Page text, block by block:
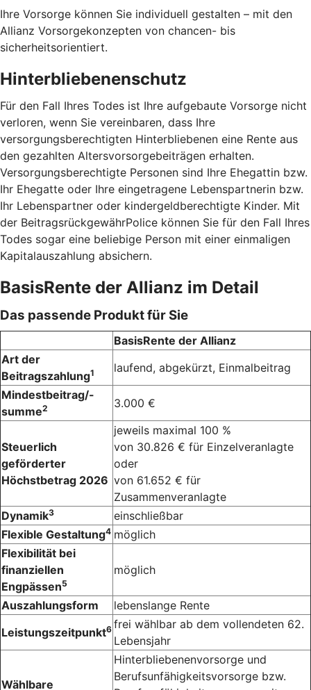
Ihre Vorsorge können Sie individuell gestalten – mit den
Allianz Vorsorgekonzepten von chancen- bis
sicherheitsorientiert.
Hinterbliebenenschutz
Für den Fall Ihres Todes ist Ihre aufgebaute Vorsorge nicht
verloren, wenn Sie vereinbaren, dass Ihre
versorgungsberechtigten Hinterbliebenen eine Rente aus
den gezahlten Altersvorsorgebeiträgen erhalten.
Versorgungsberechtigte Personen sind Ihre Ehegattin bzw.
Ihr Ehegatte oder Ihre eingetragene Lebenspartnerin bzw.
Ihr Lebenspartner oder kindergeldberechtigte Kinder. Mit
der BeitragsrückgewährPolice können Sie für den Fall Ihres
Todes sogar eine beliebige Person mit einer einmaligen
Kapitalauszahlung absichern.
BasisRente der Allianz im Detail
Das passende Produkt für Sie
BasisRente der Allianz
Art der
Beitragszahlung1
laufend, abgekürzt, Einmalbeitrag
Mindestbeitrag/-
summe2 3.000 €
Steuerlich
geförderter
Höchstbetrag 2026
jeweils maximal 100 %
von 30.826 € für Einzelveranlagte
oder
von 61.652 € für
Zusammenveranlagte
Dynamik3
einschließbar
Flexible Gestaltung4 möglich
Flexibilität bei
finanziellen
Engpässen5
möglich
Auszahlungsform
lebenslange Rente
Leistungszeitpunkt6 frei wählbar ab dem vollendeten 62.
Lebensjahr
Wählbare
Hinterbliebenenvorsorge und
Berufsunfähigkeitsvorsorge bzw.